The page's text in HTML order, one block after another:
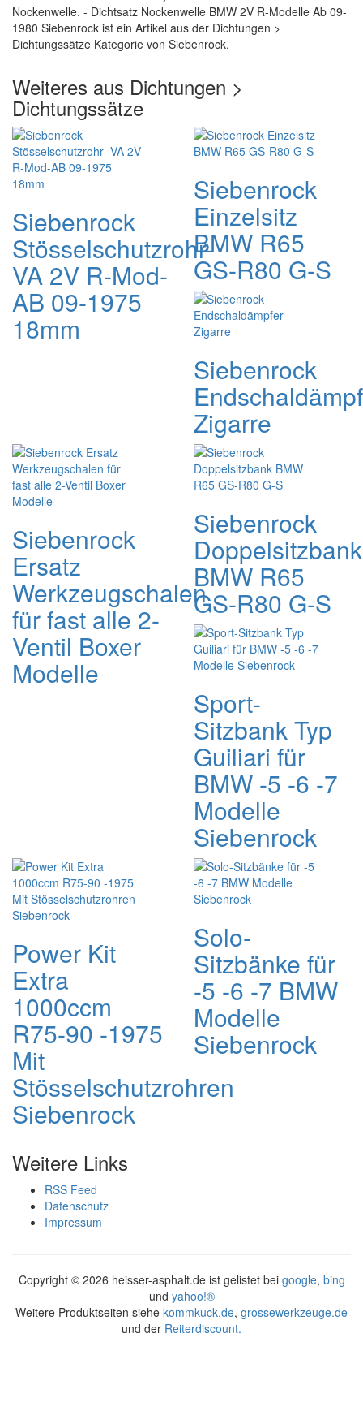
Nockenwelle. - Dichtsatz Nockenwelle BMW 2V R-Modelle Ab 09-
1980 Siebenrock ist ein Artikel aus der Dichtungen >
Dichtungssätze Kategorie von Siebenrock.
Weiteres aus Dichtungen >
Dichtungssätze
Siebenrock
Stösselschutzrohr-
VA 2V R-Mod-
AB 09-1975
18mm
Siebenrock
Einzelsitz
BMW R65
GS-R80 G-S
Siebenrock
Zigarre
Siebenrock
Ersatz
Werkzeugschalen
für fast alle 2-
Ventil Boxer
Modelle
Siebenrock
Doppelsitzbank
BMW R65
GS-R80 G-S
Sport-
Sitzbank Typ
Guiliari für
BMW -5 -6 -7
Modelle
Siebenrock
Power Kit
Extra
1000ccm
R75-90 -1975
Mit
Stösselschutzrohren
Siebenrock
Solo-
Sitzbänke für
-5 -6 -7 BMW
Modelle
Siebenrock
Weitere Links
RSS Feed
Datenschutz
Impressum
Copyright © 2026 heisser-asphalt.de ist gelistet bei google, bing
und yahoo!®
Weitere Produktseiten siehe kommkuck.de, grossewerkzeuge.de
und der Reiterdiscount.